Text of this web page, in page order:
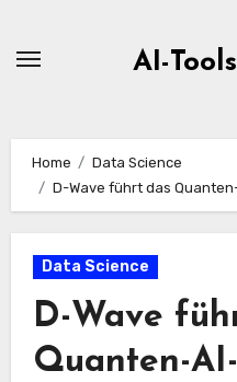
AI-
Home
Data Science
D-Wave führt das
Data Science
D-Wave
Quanten-